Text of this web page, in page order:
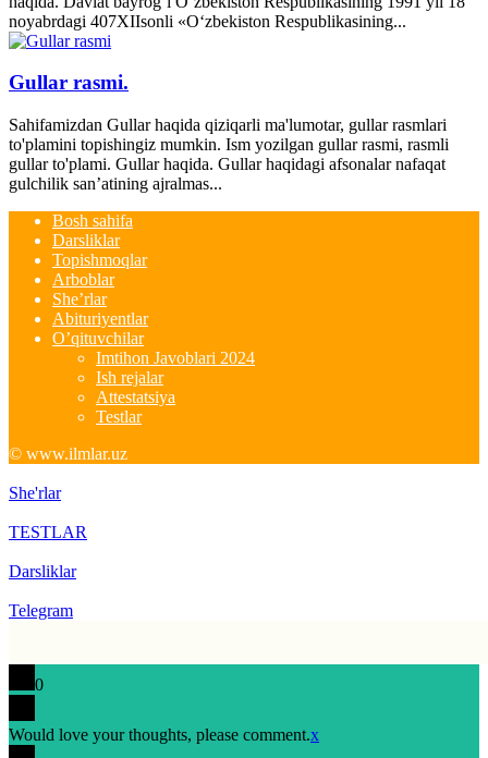
noyabrdagi 407­XII­sonli «O‘zbekiston Respublikasining...
Gullar rasmi.
Sahifamizdan Gullar haqida qiziqarli ma'lumotar, gullar rasmlari
to'plamini topishingiz mumkin. Ism yozilgan gullar rasmi, rasmli
gullar to'plami. Gullar haqida. Gullar haqidagi afsonalar nafaqat
gulchilik san’atining ajralmas...
Bosh sahifa
Darsliklar
Topishmoqlar
Arboblar
She’rlar
Abituriyentlar
O’qituvchilar
Imtihon Javoblari 2024
Ish rejalar
Attestatsiya
Testlar
© www.ilmlar.uz
She'rlar
TESTLAR
Darsliklar
Telegram
0
Would love your thoughts, please comment.x